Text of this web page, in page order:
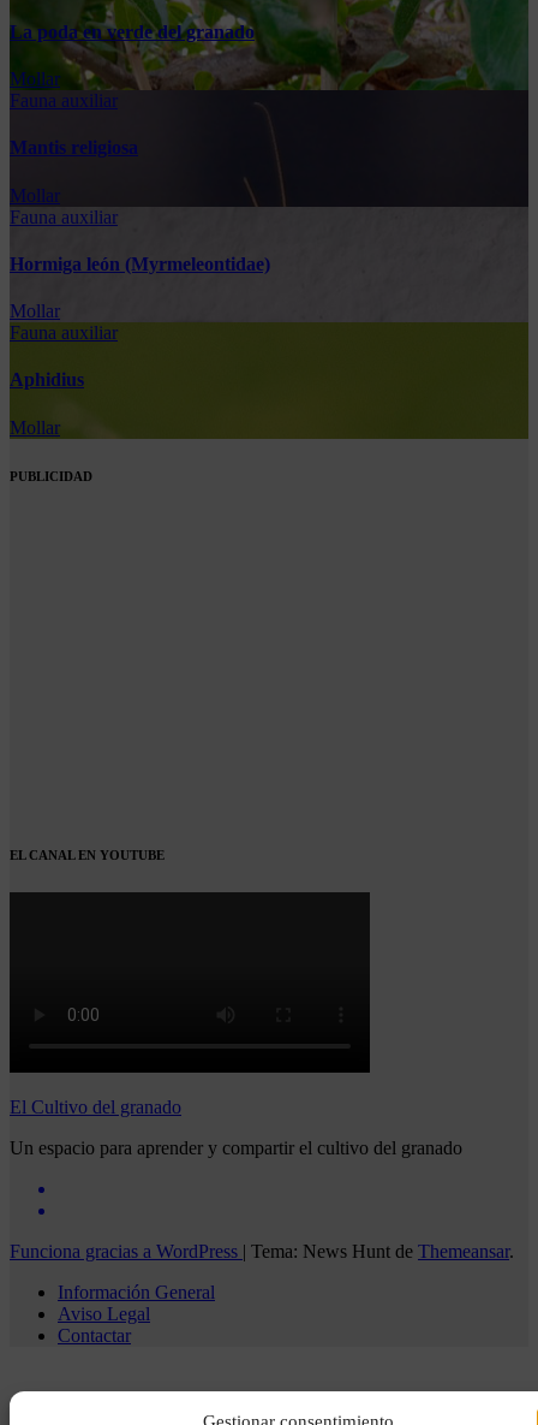
Gestionar consentimiento
La poda en verde del granado
Mollar
Fauna auxiliar
Mantis religiosa
Mollar
Fauna auxiliar
Hormiga león (Myrmeleontidae)
Mollar
Fauna auxiliar
Aphidius
Mollar
PUBLICIDAD
EL CANAL EN YOUTUBE
El Cultivo del granado
Un espacio para aprender y compartir el cultivo del granado
Funciona gracias a WordPress | Tema: News Hunt de Themeansar.
Información General
Aviso Legal
Contactar